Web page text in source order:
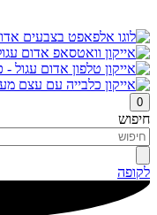
0
חיפוש
לקופה